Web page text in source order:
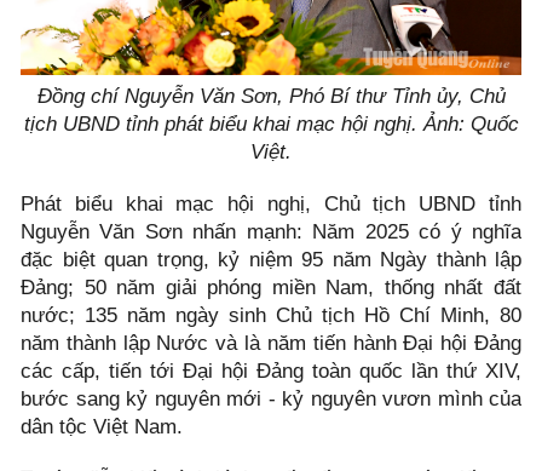
Đồng chí Nguyễn Văn Sơn, Phó Bí thư Tỉnh ủy, Chủ
tịch UBND tỉnh phát biểu khai mạc hội nghị. Ảnh: Quốc
Việt.
Phát biểu khai mạc hội nghị, Chủ tịch UBND tỉnh
Nguyễn Văn Sơn nhấn mạnh: Năm 2025 có ý nghĩa
đặc biệt quan trọng, kỷ niệm 95 năm Ngày thành lập
Đảng; 50 năm giải phóng miền Nam, thống nhất đất
nước; 135 năm ngày sinh Chủ tịch Hồ Chí Minh, 80
năm thành lập Nước và là năm tiến hành Đại hội Đảng
các cấp, tiến tới Đại hội Đảng toàn quốc lần thứ XIV,
bước sang kỷ nguyên mới - kỷ nguyên vươn mình của
dân tộc Việt Nam.